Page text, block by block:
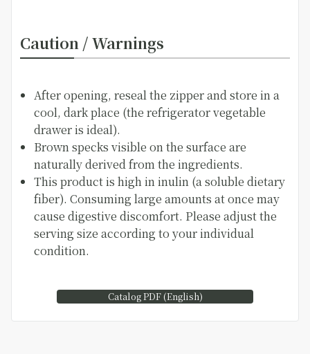
Caution / Warnings
After opening, reseal the zipper and store in a
cool, dark place (the refrigerator vegetable
drawer is ideal).
Brown specks visible on the surface are
naturally derived from the ingredients.
This product is high in inulin (a soluble dietary
fiber). Consuming large amounts at once may
cause digestive discomfort. Please adjust the
serving size according to your individual
condition.
Catalog PDF (English)